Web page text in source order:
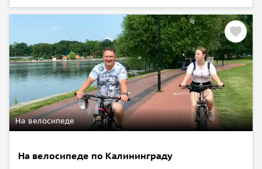
На велосипеде
На велосипеде по Калининграду